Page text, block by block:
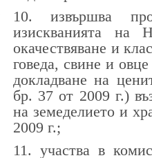
10. извършва
изискванията
окачествяване и
говеда, свине и
докладване на
бр. 37 от 2009 г.)
на земеделието и
2009 г.;
11. участва в